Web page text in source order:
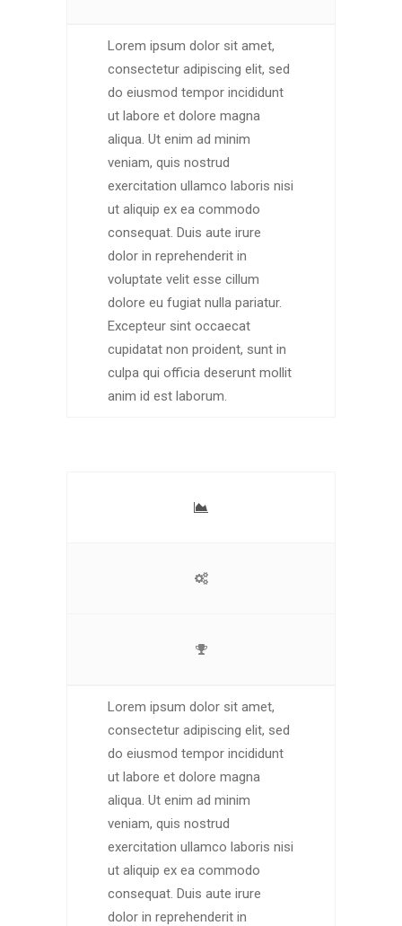
Lorem ipsum dolor sit amet,
consectetur adipiscing elit, sed
do eiusmod tempor incididunt
ut labore et dolore magna
aliqua. Ut enim ad minim
veniam, quis nostrud
exercitation ullamco laboris nisi
ut aliquip ex ea commodo
consequat. Duis aute irure
dolor in reprehenderit in
voluptate velit esse cillum
dolore eu fugiat nulla pariatur.
Excepteur sint occaecat
cupidatat non proident, sunt in
culpa qui officia deserunt mollit
anim id est laborum.
Lorem ipsum dolor sit amet,
consectetur adipiscing elit, sed
do eiusmod tempor incididunt
ut labore et dolore magna
aliqua. Ut enim ad minim
veniam, quis nostrud
exercitation ullamco laboris nisi
ut aliquip ex ea commodo
consequat. Duis aute irure
dolor in reprehenderit in